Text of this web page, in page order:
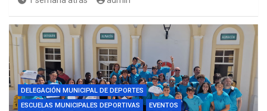
DELEGACIÓN MUNICIPAL DE DEPORTES
ESCUELAS MUNICIPALES DEPORTIVAS
EVENTOS